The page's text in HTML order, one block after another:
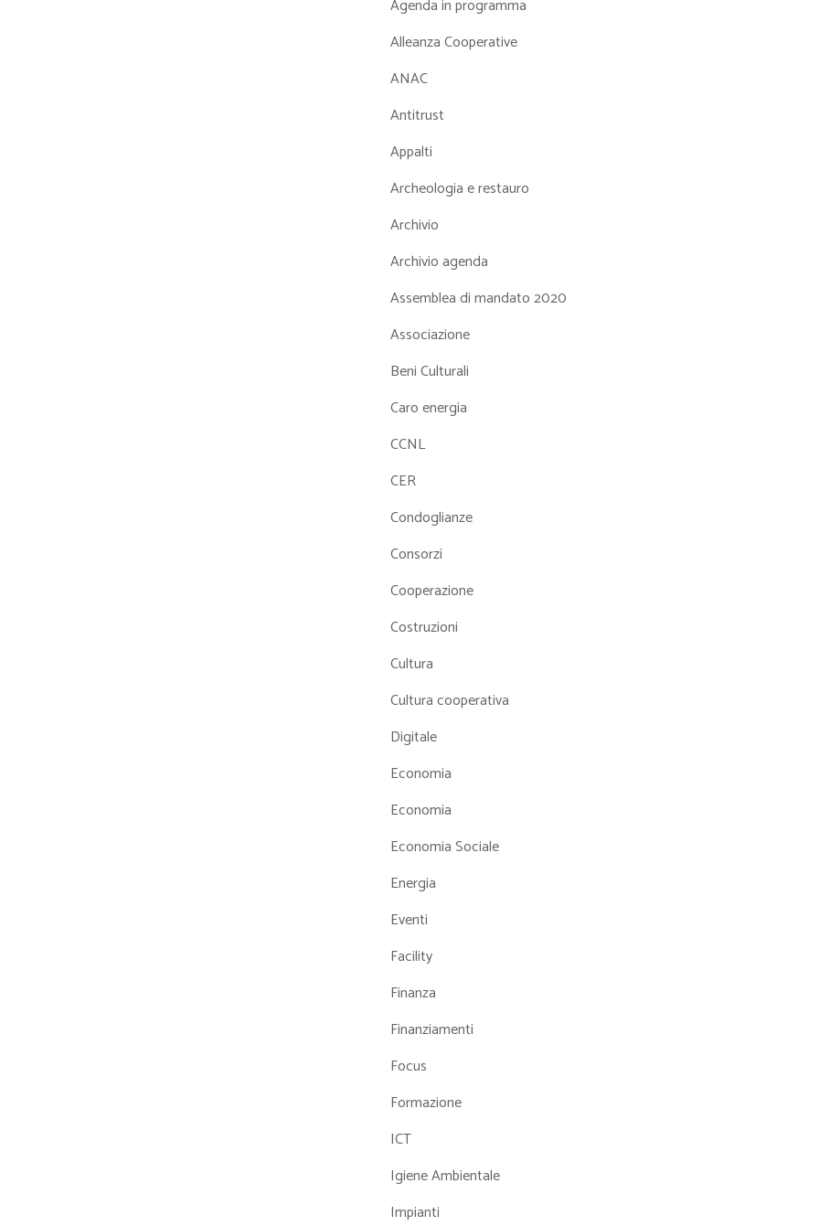
Agenda in programma
Alleanza Cooperative
ANAC
Antitrust
Appalti
Archeologia e restauro
Archivio
Archivio agenda
Assemblea di mandato 2020
Associazione
Beni Culturali
Caro energia
CCNL
CER
Condoglianze
Consorzi
Cooperazione
Costruzioni
Cultura
Cultura cooperativa
Digitale
Economia
Economia
Economia Sociale
Energia
Eventi
Facility
Finanza
Finanziamenti
Focus
Formazione
ICT
Igiene Ambientale
Impianti